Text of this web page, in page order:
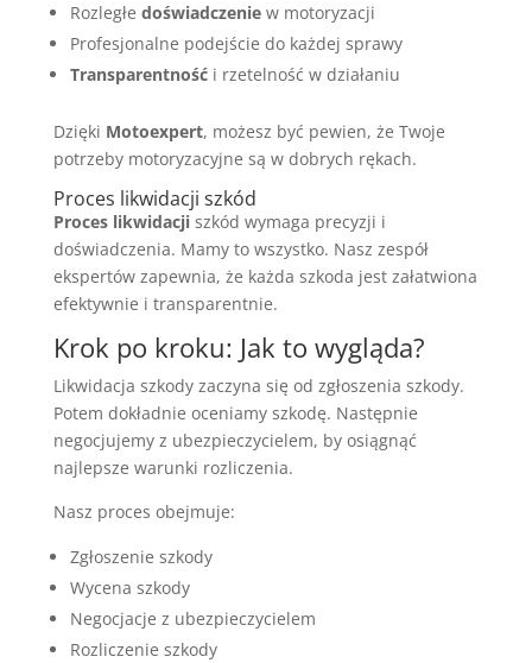
Rozległe doświadczeniew motoryzacji
Profesjonalne podejście do każdej sprawy
Transparentnośći rzetelność w działaniu
Dzięki Motoexpert, możesz być pewien, że Twoje
potrzeby motoryzacyjne są w dobrych rękach.
Proces likwidacji szkód
Proces likwidacjiszkód wymaga precyzji i
doświadczenia. Mamy to wszystko. Nasz zespół
ekspertów zapewnia, że każda szkoda jest załatwiona
efektywnie i transparentnie.
Krok po kroku: Jak to wygląda?
Likwidacja szkody zaczyna się od zgłoszenia szkody.
Potem dokładnie oceniamy szkodę. Następnie
negocjujemy z ubezpieczycielem, by osiągnąć
najlepsze warunki rozliczenia.
Nasz proces obejmuje:
Zgłoszenie szkody
Wycena szkody
Negocjacje z ubezpieczycielem
Rozliczenie szkody